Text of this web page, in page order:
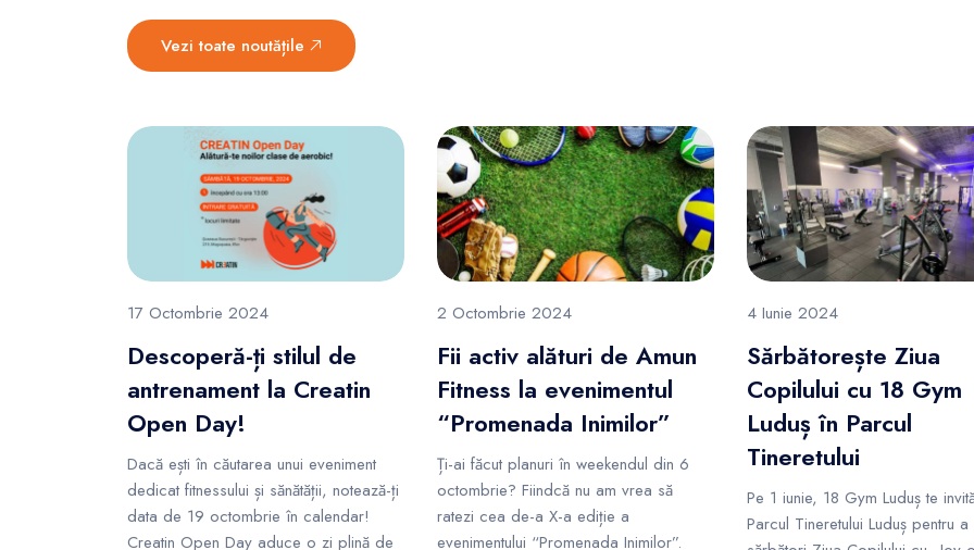
Vezi toate noutățile
17 Octombrie 2024
Descoperă-ți stilul de
antrenament la Creatin
Open Day!
Dacă ești în căutarea unui eveniment
dedicat fitnessului și sănătății, notează-ți
data de 19 octombrie în calendar!
Creatin Open Day aduce o zi plină de
2 Octombrie 2024
Fii activ alături de Amun
Fitness la evenimentul
“Promenada Inimilor”
Ți-ai făcut planuri în weekendul din 6
octombrie? Fiindcă nu am vrea să
ratezi cea de-a X-a ediție a
evenimentului “Promenada Inimilor”.
4 Iunie 2024
Sărbătorește Ziua
Copilului cu 18 Gym
Luduș în Parcul
Tineretului
Pe 1 iunie, 18 Gym Luduș te
Parcul Tineretului Luduș pentru a